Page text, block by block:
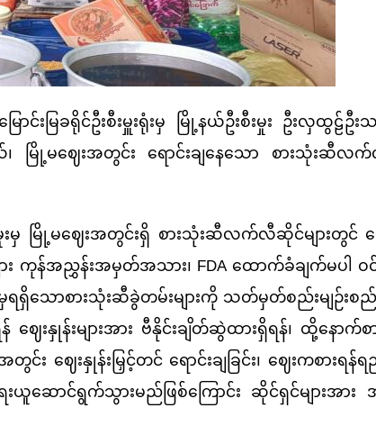
ြခရိုင်ဦးစီးမှူးရုံးမှ မြို့နယ်ဦးစီးမှုး ဦးလှထွဠ်ဦး
ယ်၊ မြို့မဈေးအတွင်း ရောင်းချနေသော စားသုံးဆီလ
ေးအတွင်းရှိ စားသုံးဆီလက်လီဆိုင်များတွင် ရောင်း
ကုန်အညွှန်းအမှတ်အသား၊ FDA ထောက်ခံချက်မပါ
မှရရှိသောစားသုံးဆီခွဲတမ်းများကို သတ်မှတ်စည်းမျဉ်း
န် ဈေးနှုန်းများအား ဗီနိုင်းချိတ်ဆွဲထားရှိရန်၊ ထို့နေ
း ဈေးနှုန်းမြှင့်တင် ရောင်းချခြင်း၊ ဈေးကစားရ
ောင်ရွက်သွားမည်ဖြစ်ကြောင်း ဆိုင်ရှင်များအား အ